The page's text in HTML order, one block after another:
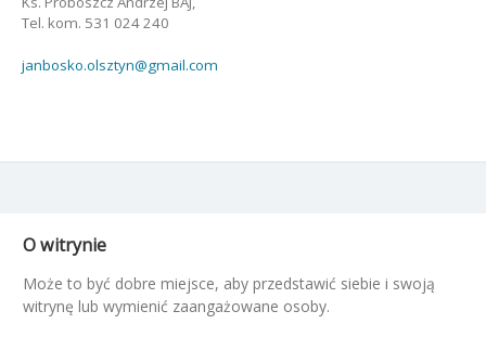
Tel. kom. 531 024 240
janbosko.olsztyn@gmail.com
O witrynie
Może to być dobre miejsce, aby przedstawić siebie i swoją
witrynę lub wymienić zaangażowane osoby.